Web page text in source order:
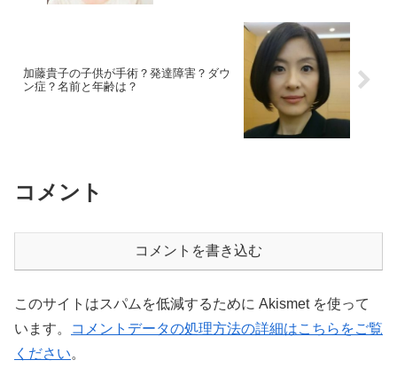
加藤貴子の子供が手術？発達障害？ダウ
ン症？名前と年齢は？
コメント
コメントを書き込む
このサイトはスパムを低減するために Akismet を使って
います。
コメントデータの処理方法の詳細はこちらをご覧
ください。